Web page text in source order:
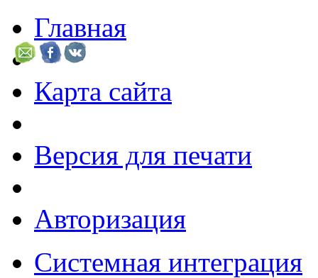
Главная
Карта сайта
Версия для печати
Авторизация
Системная интеграция